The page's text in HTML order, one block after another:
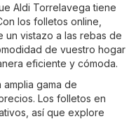
Aldi Torrelavega tiene
los folletos online,
un vistazo a las rebas de
de vuestro hogar
eficiente y cómoda.
gama de
Los folletos en
así que explore